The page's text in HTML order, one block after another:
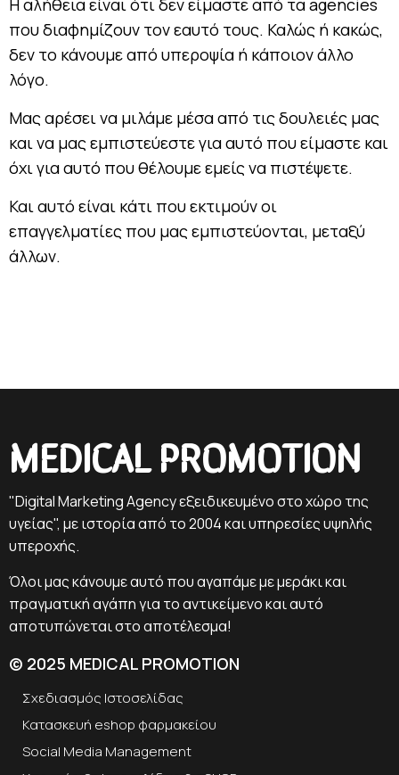
Η αλήθεια είναι ότι δεν είμαστε από τα agencies
που διαφημίζουν τον εαυτό τους. Καλώς ή κακώς,
δεν το κάνουμε από υπεροψία ή κάποιον άλλο
λόγο.
Μας αρέσει να μιλάμε μέσα από τις δουλειές μας
και να μας εμπιστεύεστε για αυτό που είμαστε και
όχι για αυτό που θέλουμε εμείς να πιστέψετε.
Και αυτό είναι κάτι που εκτιμούν οι
επαγγελματίες που μας εμπιστεύονται, μεταξύ
άλλων.
MEDICAL PROMOTION
"Digital Marketing Agency εξειδικευμένο στο χώρο της
υγείας", με ιστορία από το 2004 και υπηρεσίες υψηλής
υπεροχής.
Όλοι μας κάνουμε αυτό που αγαπάμε με μεράκι και
πραγματική αγάπη για το αντικείμενο και αυτό
αποτυπώνεται στο αποτέλεσμα!
© 2025 MEDICAL PROMOTION
Σχεδιασμός Ιστοσελίδας
Κατασκευή eshop φαρμακείου
Social Media Management